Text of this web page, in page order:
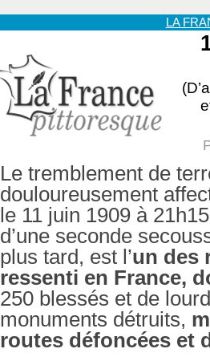
LA
Le tremblement de
douloureusement
le 11 juin 1909 à
d’une seconde
plus tard, est l’un des
ressenti en France,
250 blessés et de
monuments détruits,
routes défoncées et